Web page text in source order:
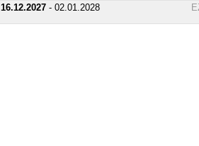
16.12.2027- 02.01.2028